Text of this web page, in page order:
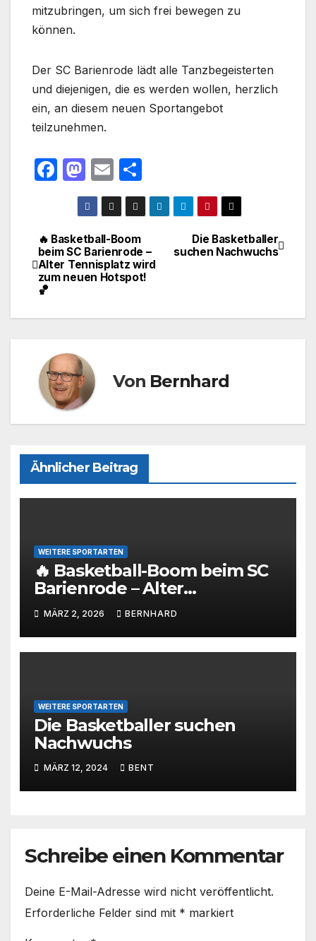
mitzubringen, um sich frei bewegen zu
können.
Der SC Barienrode lädt alle Tanzbegeisterten
und diejenigen, die es werden wollen, herzlich
ein, an diesem neuen Sportangebot
teilzunehmen.
F
e
b
o
k
M
a
st
o
d
o
E
m
ail
ei
le
BeitragsnavigationDie Basketballer
suchen Nachwuchs
🔥 Basketball-Boom
beim SC Barienrode –
Alter Tennisplatz wird
zum neuen Hotspot!
🏀
Von Bernhard
Ähnlicher Beitrag
WEITERE SPORTARTEN
🔥 Basketball-Boom beim SC
Barienrode – Alter
Tennisplatz wird zum neuen
Hotspot! 🏀
MÄRZ 2, 2026 BERNHARD
WEITERE SPORTARTEN
Die Basketballer suchen
Nachwuchs
MÄRZ 12, 2024 BENT
Schreibe einen Kommentar
Deine E-Mail-Adresse wird nicht veröffentlicht.
Erforderliche Felder sind mit * markiert